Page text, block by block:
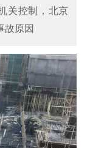
关控制，北京
故原因